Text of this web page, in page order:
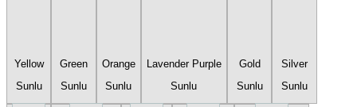
Yellow
Sunlu
Green
Sunlu
Orange
Sunlu
Lavender Purple
Sunlu
Gold
Sunlu
Silver
Sunlu